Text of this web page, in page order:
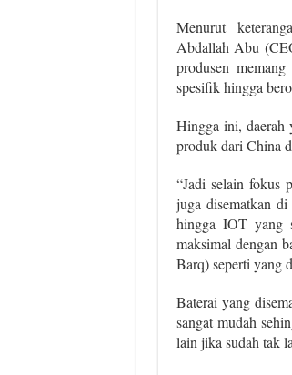
Menurut
Abdallah Abu
produsen
spesifik hingga
Hingga ini, daerah
produk dari China
“Jadi selain fokus
juga disematkan
hingga IOT yang
maksimal dengan
Barq) seperti yang
Baterai yang
sangat mudah
lain jika sudah tak